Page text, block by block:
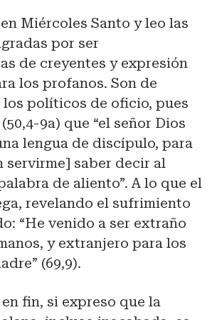
Miércoles Santo y leo las
por ser
de creyentes y expresión
los profanos. Son de
políticos de oficio, pues
9a) que “el señor Dios
lengua de discípulo, para
servirme] saber decir al
de aliento”. A lo que el
revelando el sufrimiento
“He venido a ser extraño
y extranjero para los
(69,9).
fin, si expreso que la